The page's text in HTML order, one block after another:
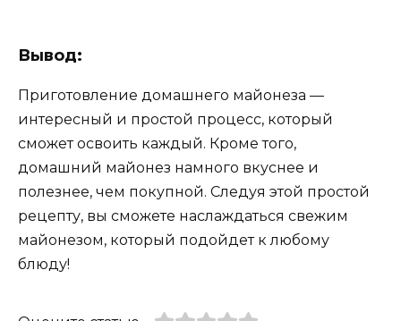
Вывод:
Приготовление домашнего майонеза —
интересный и простой процесс, который
сможет освоить каждый. Кроме того,
домашний майонез намного вкуснее и
полезнее, чем покупной. Следуя этой простой
рецепту, вы сможете наслаждаться свежим
майонезом, который подойдет к любому
блюду!